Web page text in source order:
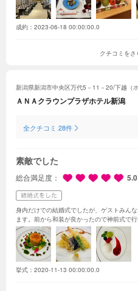
成約： 2023-06-18 00:00:00.0
クチコミをさ
新潟県新潟市中央区万代5－11－20/下越（ホ
ＡＮＡクラウンプラザホテル新潟
全クチコミ 28件
素敵でした
総合満足度 5.0
身内だけでの結婚式でしたが、ゲストみん
ます。前から和装が良かったので神前式で
った飾り付けでとても綺麗でした。
挙式： 2020-11-13 00:00:00.0